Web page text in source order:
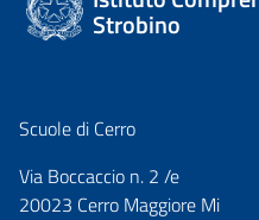
Strobino
Scuole di Cerro
Via Boccaccio n. 2 /e
20023 Cerro Maggiore Mi